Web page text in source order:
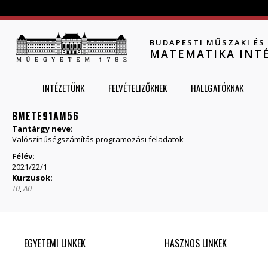
BUDAPESTI MŰSZAKI
MATEMATIKA
INTÉZETÜNK FELVÉTELIZŐKNEK HALLGATÓKNAK
BMETE91AM56
Tantárgy neve:
Valószínűségszámítás programozási feladatok
Félév:
2021/22/1
Kurzusok:
T0,A0
EGYETEMI LINKEK HASZNOS LINKEK